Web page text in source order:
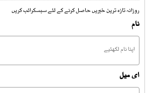
روزانہ تازہ ترین خبریں حاصل کرنے کے لئے سبسکرائب کریں
نام
ای میل